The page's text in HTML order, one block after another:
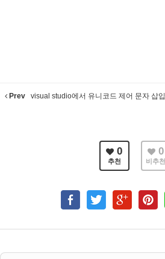
Prev visual studio에서 유니코드 제어 문자 삽입
0
추천
0
비추천